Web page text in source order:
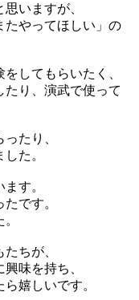
いますが、
たやってほしい」の
してもらいたく、
り、演武で使って
たり、
た。
す。
です。
たちが
味を持ち、
嬉しいです。